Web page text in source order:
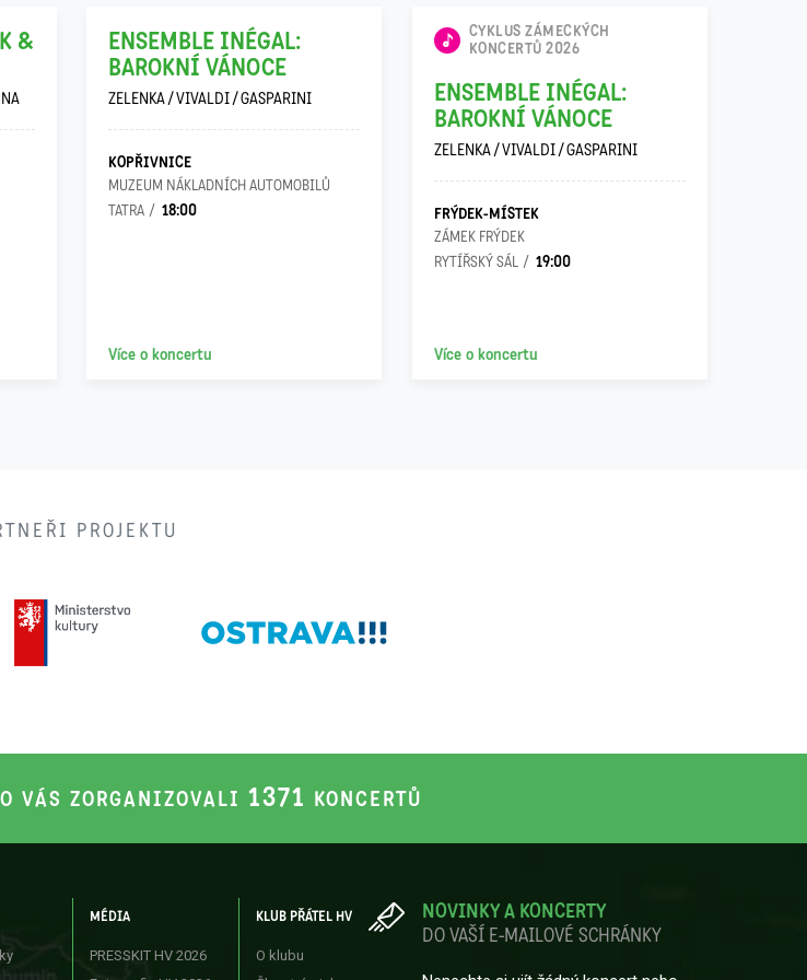
&
ENSEMBLE INÉGAL:
BAROKNÍ VÁNOCE
ZELENKA / VIVALDI / GASPARINI
KOPŘIVNICE
MUZEUM NÁKLADNÍCH AUTOMOBILŮ
TATRA
18:00
Více o koncertu
CYKLUS ZÁMECKÝCH
KONCERTŮ 2026
ENSEMBLE INÉGAL:
BAROKNÍ VÁNOCE
ZELENKA / VIVALDI / GASPARINI
FRÝDEK-MÍSTEK
ZÁMEK FRÝDEK
RYTÍŘSKÝ SÁL
19:00
Více o koncertu
PROJEKTU
VÁS ZORGANIZOVALI 1371 KONCERTŮ
MÉDIA
PRESSKIT HV 2026
KLUB PŘÁTEL HV
O klubu
NOVINKY A KONCERTY
DO VAŠÍ E-MAILOVÉ SCHRÁNKY